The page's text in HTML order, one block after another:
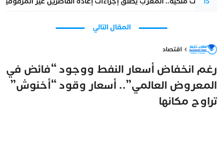
المقال التالي
اقتصاد
رغم انخفاض أسعار النفط ووجود “فائض في
المعروض العالمي”.. أسعار وقود “أخنوش”
تراوح مكانها